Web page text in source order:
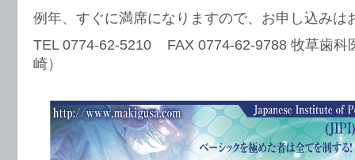
例年、すぐに満席になりますので、お申し込みは
TEL 0774-62-5210 FAX 0774-62-9788 牧草歯
崎）